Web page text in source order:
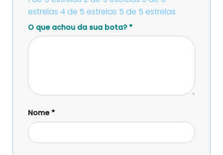
estrelas 4 de 5 estrelas 5 de 5 estrelas
O que achou da sua bota? *
Nome *